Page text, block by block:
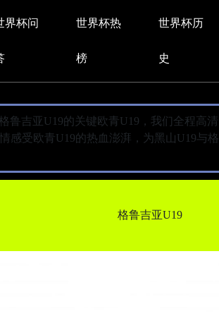
界杯问 世界杯热
榜
世界杯历
史
鲁吉亚U19的关键欧青U19，我们全程高清
感受欧青U19的热血澎湃，为黑山U19与格
格鲁吉亚U19